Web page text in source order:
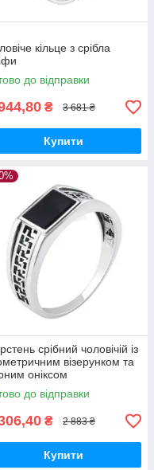
кільце з срібла
до відправки
₴ 3 681 ₴
Купити
срібний чоловічій із
візерунком та
оніксом
до відправки
₴ 2 883 ₴
Купити